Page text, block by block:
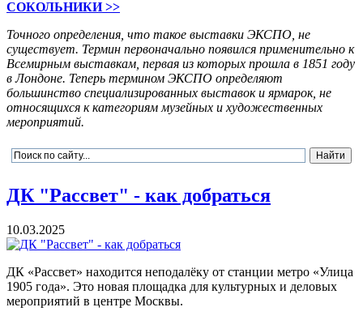
СОКОЛЬНИКИ >>
Точного определения, что такое выставки ЭКСПО, не
существует. Термин первоначально появился применительно к
Всемирным выставкам, первая из которых прошла в 1851 году
в Лондоне. Теперь термином ЭКСПО определяют
большинство специализированных выставок и ярмарок, не
относящихся к категориям музейных и художественных
мероприятий.
ДК "Рассвет" - как добраться
10.03.2025
ДК «Рассвет» находится неподалёку от станции метро «Улица
1905 года». Это новая площадка для культурных и деловых
мероприятий в центре Москвы.